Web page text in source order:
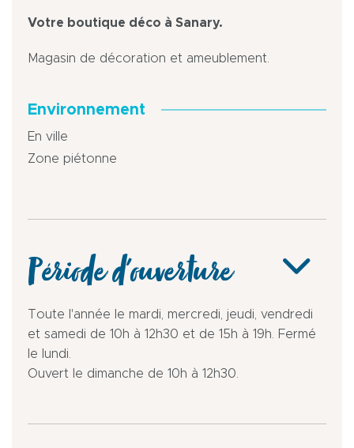
Votre boutique déco à Sanary.
Magasin de décoration et ameublement.
Environnement
En ville
Zone piétonne
Période d'ouverture
Toute l'année le mardi, mercredi, jeudi, vendredi
et samedi de 10h à 12h30 et de 15h à 19h. Fermé
le lundi.
Ouvert le dimanche de 10h à 12h30.